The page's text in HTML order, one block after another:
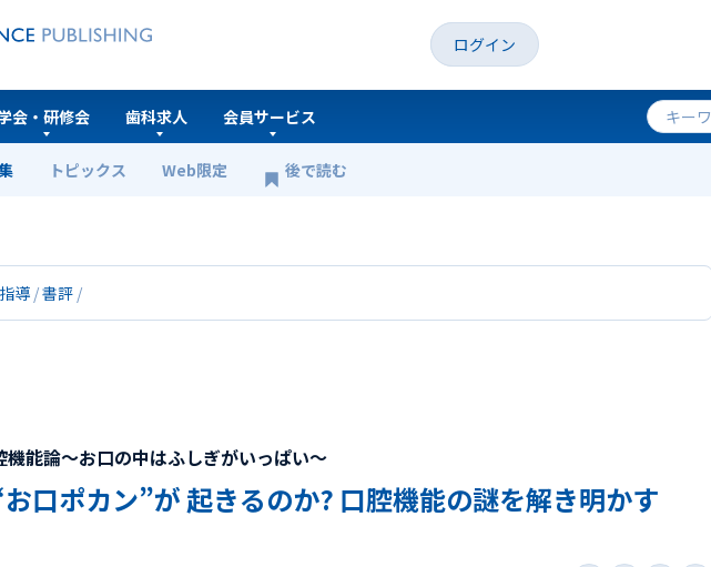
ログイン
トピックス Web限定 後で読む
会・研修会 歯科求人 会員サービス
】なぜ“お口ポカン”が 起きるのか? 口腔機能の謎を解き明かす
導 書評
機能論～お口の中はふしぎがいっぱい～
お口ポカン”が 起きるのか? 口腔機能の謎を解き明かす